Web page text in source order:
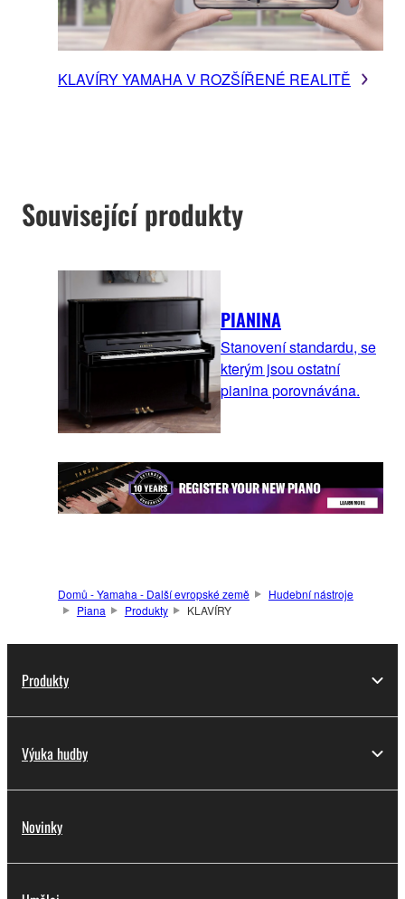
KLAVÍRY YAMAHA V ROZŠÍŘENÉ REALITĚ
Související produkty
PIANINA
Stanovení standardu, se
kterým jsou ostatní
pianina porovnávána.
Domů - Yamaha - Další evropské země
Hudební nástroje
Piana
Produkty KLAVÍRY
Produkty
Výuka hudby
Novinky